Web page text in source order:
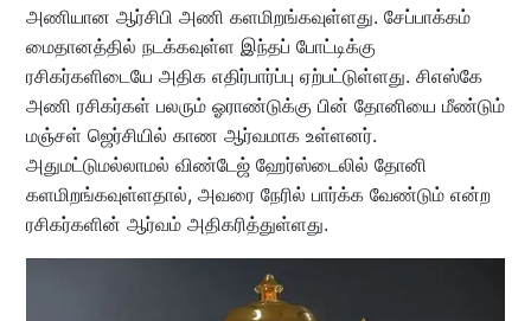
அணியான ஆர்சிபி அணி களமிறங்கவுள்ளது. சேப்பாக்கம்
மைதானத்தில் நடக்கவுள்ள இந்தப் போட்டிக்கு
ரசிகர்களிடையே அதிக எதிர்பார்ப்பு ஏற்பட்டுள்ளது. சிஎஸ்கே
அணி ரசிகர்கள் பலரும் ஓராண்டுக்கு பின் தோனியை மீண்டும்
மஞ்சள் ஜெர்சியில் காண ஆர்வமாக உள்ளனர்.
அதுமட்டுமல்லாமல் விண்டேஜ் ஹேர்ஸ்டைலில் தோனி
களமிறங்கவுள்ளதால், அவரை நேரில் பார்க்க வேண்டும் என்ற
ரசிகர்களின் ஆர்வம் அதிகரித்துள்ளது.